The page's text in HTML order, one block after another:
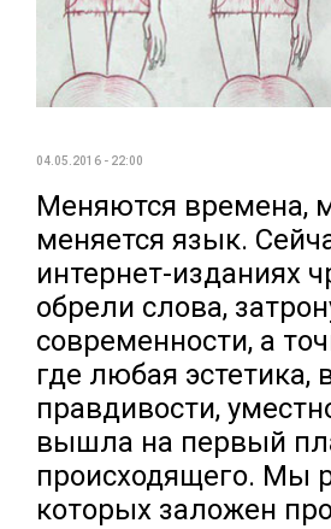
04.05.2016 - 22:00
Меняются времена,
меняется язык.
интернет-изданиях
обрели слова,
современности, а
где любая эстетика,
правдивости,
вышла на первый
происходящего. Мы
которых заложен